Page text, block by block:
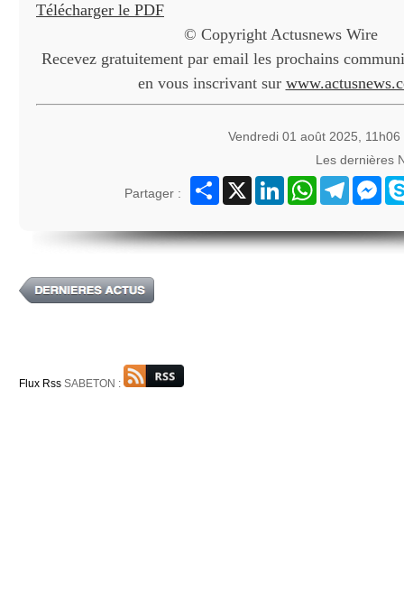
Télécharger le PDF
© Copyright Actusnews Wire
Recevez gratuitement par email les prochains
en vous inscrivant sur
Vendredi 01 août 2025,
Les dernières
Partager :
Partager
X LinkedInWhatsAppTelegram
Flux Rss SABETON :